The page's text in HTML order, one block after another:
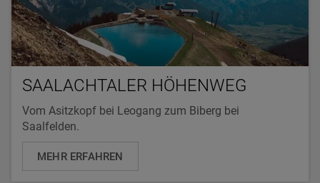
SAALACHTALER HÖHENWEG
Vom Asitzkopf bei Leogang zum Biberg bei
Saalfelden.
MEHR ERFAHREN